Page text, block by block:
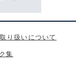
り扱いについて
集